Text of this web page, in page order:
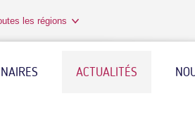
les régions
ACTUALITÉS